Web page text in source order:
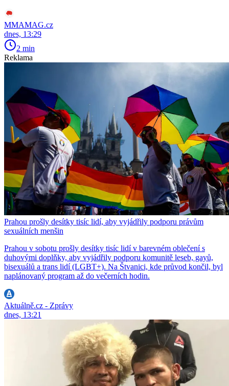
MMAMAG.cz
dnes, 13:29
2 min
Reklama
Prahou prošly desítky tisíc lidí, aby vyjádřily podporu právům
sexuálních menšin
Prahou v sobotu prošly desítky tisíc lidí v barevném oblečení s
duhovými doplňky, aby vyjádřily podporu komunitě leseb, gayů,
bisexuálů a trans lidí (LGBT+). Na Štvanici, kde průvod končil, byl
naplánovaný program až do večerních hodin.
Aktuálně.cz - Zprávy
dnes, 13:21